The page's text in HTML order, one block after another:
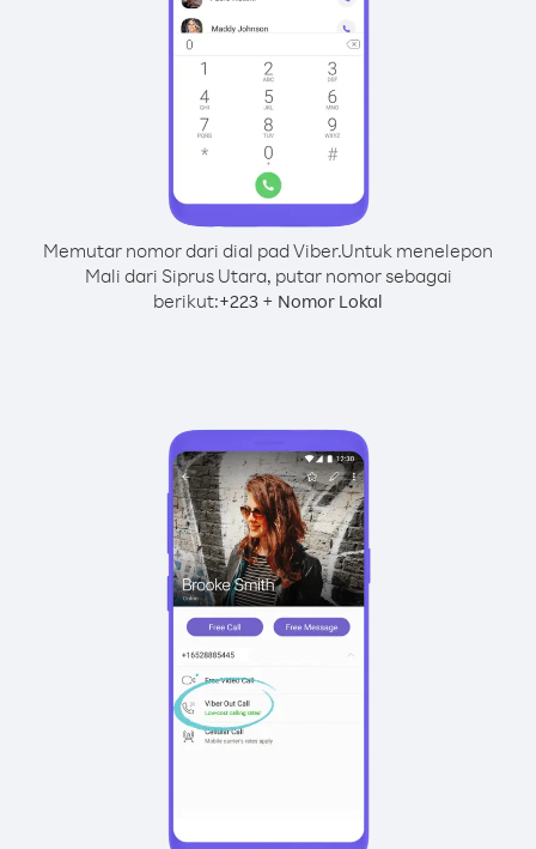
Memutar nomor dari dial pad Viber.Untuk menelepon
Mali dari Siprus Utara, putar nomor sebagai
berikut:+223 + Nomor Lokal